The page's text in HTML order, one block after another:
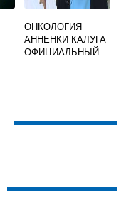
ОНКОЛОГИЯ
АННЕНКИ КАЛУГА
ОФИЦИАЛЬНЫЙ